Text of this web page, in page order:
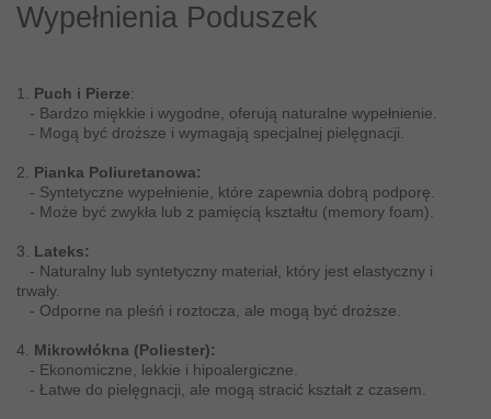
Wypełnienia Poduszek
1. Puch i Pierze:
- Bardzo miękkie i wygodne, oferują naturalne wypełnienie.
- Mogą być droższe i wymagają specjalnej pielęgnacji.
2. Pianka Poliuretanowa:
- Syntetyczne wypełnienie, które zapewnia dobrą podporę.
- Może być zwykła lub z pamięcią kształtu (memory foam).
3. Lateks:
- Naturalny lub syntetyczny materiał, który jest elastyczny i
trwały.
- Odporne na pleśń i roztocza, ale mogą być droższe.
4. Mikrowłókna (Poliester):
- Ekonomiczne, lekkie i hipoalergiczne.
- Łatwe do pielęgnacji, ale mogą stracić kształt z czasem.